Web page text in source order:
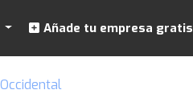
Añade tu empresa gratis